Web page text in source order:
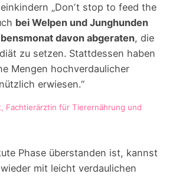
„Donʼt stop to feed the
bei Welpen und Junghunden
davon abgeraten, die
zu setzen. Stattdessen haben
Mengen hochverdaulicher
erwiesen.“
Fachtierärztin für Tierernährung und
Phase überstanden ist, kannst
mit leicht verdaulichen